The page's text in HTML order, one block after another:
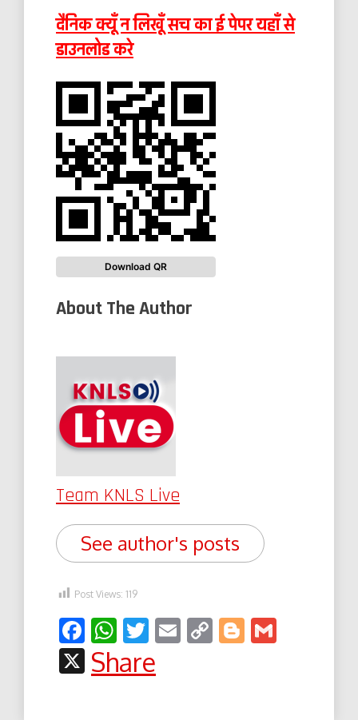
दैनिक क्यूँ न लिखूँ सच का ई पेपर यहाँ से
डाउनलोड करे
Download QR
About The Author
Team KNLS Live
See author's posts
Post Views: 119
Facebook
WhatsApp
Twitter
EmailCopyBlogger
X
Share